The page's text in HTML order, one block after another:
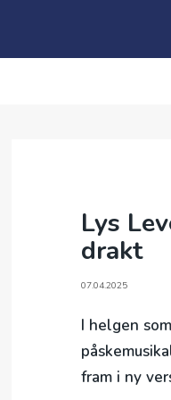
BARN & FAMILIE
VIDEO & PODCAST
Lys
drakt
07.04.2025
I helgen
fram i ny